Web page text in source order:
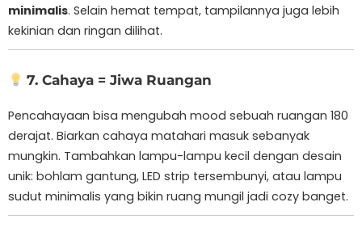
minimalis. Selain hemat tempat, tampilannya juga lebih
kekinian dan ringan dilihat.
7. Cahaya = Jiwa Ruangan
Pencahayaan bisa mengubah mood sebuah ruangan 180
derajat. Biarkan cahaya matahari masuk sebanyak
mungkin. Tambahkan lampu-lampu kecil dengan desain
unik: bohlam gantung, LED strip tersembunyi, atau lampu
sudut minimalis yang bikin ruang mungil jadi cozy banget.